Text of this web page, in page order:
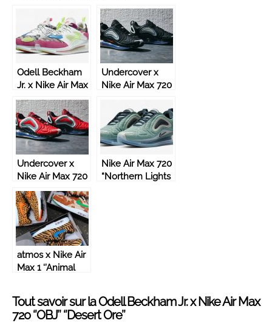
Odell Beckham
Jr. x Nike Air Max
720
Undercover x
Nike Air Max 720
Red’’
Undercover x
Nike Air Max 720
‘’University
Red/Blue Jay’’
Nike Air Max 720
“Northern Lights
atmos x Nike Air
Max 1 ‘’Animal
Tout savoir sur la Odell Beckham Jr. x Nike Air Max
720 ‘’OBJ’’ ‘’Desert Ore’’